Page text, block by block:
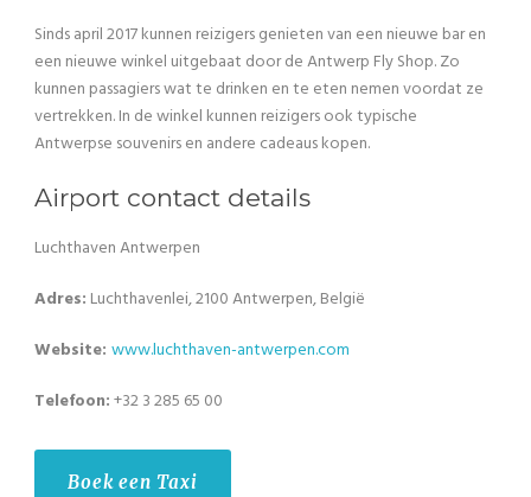
Sinds april 2017 kunnen reizigers genieten van een nieuwe bar en
een nieuwe winkel uitgebaat door de Antwerp Fly Shop. Zo
kunnen passagiers wat te drinken en te eten nemen voordat ze
vertrekken. In de winkel kunnen reizigers ook typische
Antwerpse souvenirs en andere cadeaus kopen.
Airport contact details
Luchthaven Antwerpen
Adres: Luchthavenlei, 2100 Antwerpen, België
Website: www.luchthaven-antwerpen.com
Telefoon:+32 3 285 65 00
Boek een Taxi